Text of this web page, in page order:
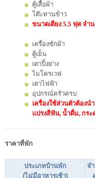
ตู้เสื้อผ้า
โต๊ะทานข้าว
ขนาดเตียง 5.5 ฟุต จำ
เครื่องซักผ้า
ตู้เย็น
เตาปิ้งย่าง
ไมโครเวฟ
เตาไฟฟ้า
อุปกรณ์ครัวครบ
เครื่องใช้ส่วนตัวต้องน
แปรงสีฟัน, น้ำดื่ม, กร
ราคาที่พัก
ประเภทบ้านพัก
(ไม่มีอาหารเช้า)
จ